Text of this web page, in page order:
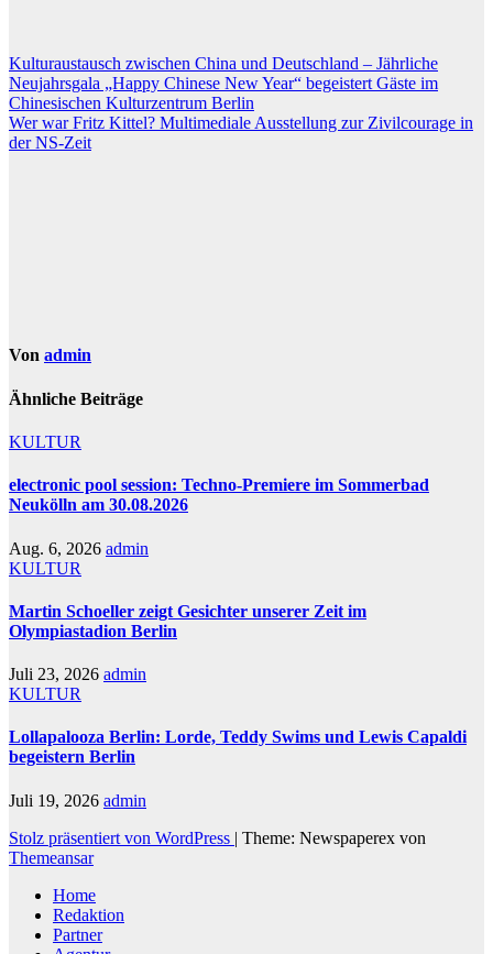
Beitragsnavigation
Kulturaustausch zwischen China und Deutschland – Jährliche
Neujahrsgala „Happy Chinese New Year“ begeistert Gäste im
Chinesischen Kulturzentrum Berlin
Wer war Fritz Kittel? Multimediale Ausstellung zur Zivilcourage in
der NS-Zeit
Von admin
Ähnliche Beiträge
KULTUR
electronic pool session: Techno-Premiere im Sommerbad
Neukölln am 30.08.2026
Aug. 6, 2026 admin
KULTUR
Martin Schoeller zeigt Gesichter unserer Zeit im
Olympiastadion Berlin
Juli 23, 2026 admin
KULTUR
Lollapalooza Berlin: Lorde, Teddy Swims und Lewis Capaldi
begeistern Berlin
Juli 19, 2026 admin
Stolz präsentiert von WordPress | Theme: Newspaperex von
Themeansar
Home
Redaktion
Partner